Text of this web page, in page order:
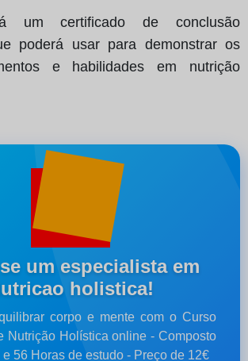
um certificado de conclusão
poderá usar para demonstrar os
e habilidades em nutrição
um especialista em
holistica!
corpo e mente com o Curso
Nutrição Holística online - Composto
e 56 Horas de estudo - Preço de 12€